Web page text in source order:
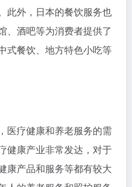
此外，日本的餐饮服务也
、酒吧等为消费者提供了
式餐饮、地方特色小吃等
医疗健康和养老服务的需
健康产业非常发达，对于
康产品和服务等都有较大